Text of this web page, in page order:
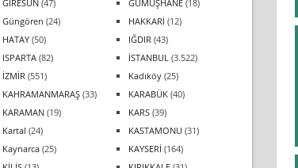
GİRESUN (47) GÜMÜŞHANE (18)
Güngören (24) HAKKARİ (12)
HATAY (50) IĞDIR (43)
ISPARTA (82) İSTANBUL (3.522)
İZMİR (551) Kadıköy (25)
KAHRAMANMARAŞ (33) KARABÜK (40)
KARAMAN (19) KARS (39)
Kartal (24) KASTAMONU (31)
Kaynarca (25) KAYSERİ (164)